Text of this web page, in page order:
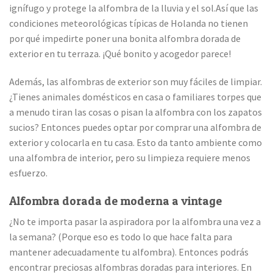
ignífugo y protege la alfombra de la lluvia y el sol.Así que las
condiciones meteorológicas típicas de Holanda no tienen
por qué impedirte poner una bonita alfombra dorada de
exterior en tu terraza. ¡Qué bonito y acogedor parece!
Además, las alfombras de exterior son muy fáciles de limpiar.
¿Tienes animales domésticos en casa o familiares torpes que
a menudo tiran las cosas o pisan la alfombra con los zapatos
sucios? Entonces puedes optar por comprar una alfombra de
exterior y colocarla en tu casa. Esto da tanto ambiente como
una alfombra de interior, pero su limpieza requiere menos
esfuerzo.
Alfombra dorada de moderna a vintage
¿No te importa pasar la aspiradora por la alfombra una vez a
la semana? (Porque eso es todo lo que hace falta para
mantener adecuadamente tu alfombra). Entonces podrás
encontrar preciosas alfombras doradas para interiores. En